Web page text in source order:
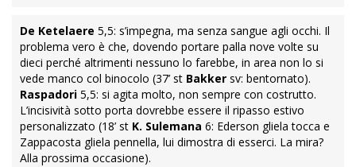
De Ketelaere 5,5: s’impegna, ma senza sangue agli occhi. Il
problema vero è che, dovendo portare palla nove volte su
dieci perché altrimenti nessuno lo farebbe, in area non lo si
vede manco col binocolo (37’ st Bakker sv: bentornato).
Raspadori 5,5: si agita molto, non sempre con costrutto.
L’incisività sotto porta dovrebbe essere il ripasso estivo
personalizzato (18’ st K. Sulemana 6: Ederson gliela tocca e
Zappacosta gliela pennella, lui dimostra di esserci. La mira?
Alla prossima occasione).